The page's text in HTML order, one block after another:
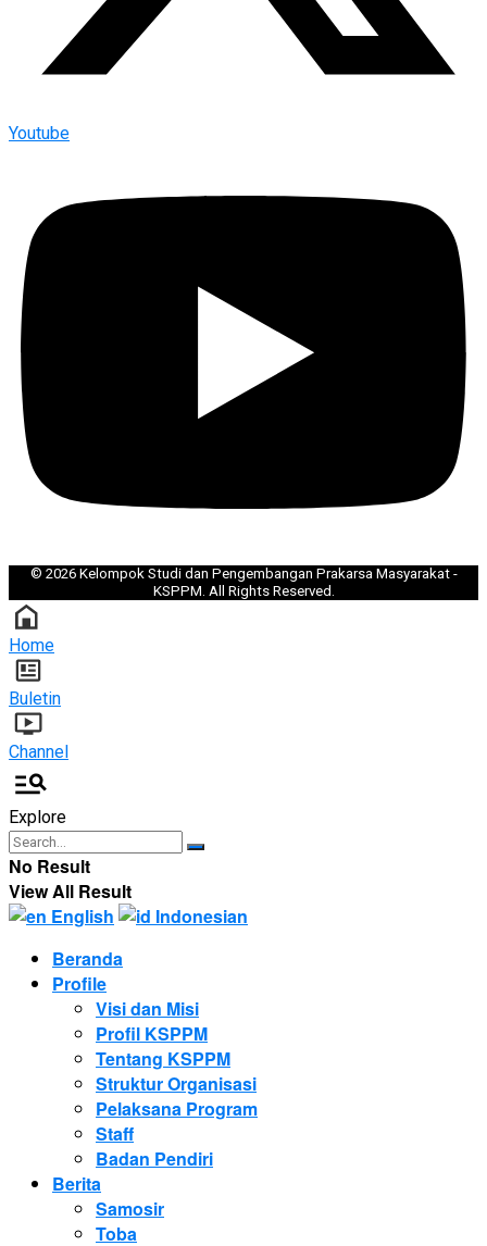
Youtube
© 2026Kelompok Studi dan Pengembangan Prakarsa Masyarakat -
KSPPM. All Rights Reserved.
Home
Buletin
Channel
Explore
No Result
View All Result
English
Indonesian
Beranda
Profile
Visi dan Misi
Profil KSPPM
Tentang KSPPM
Struktur Organisasi
Pelaksana Program
Staff
Badan Pendiri
Berita
Samosir
Toba